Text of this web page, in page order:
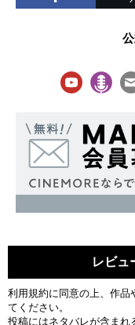
レビュ
利用規約に同意の上、作品
てください。
投稿にはネタバレが含まれ